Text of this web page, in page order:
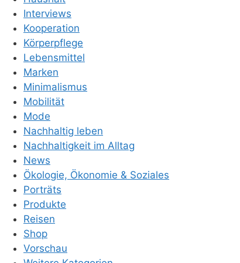
Interviews
Kooperation
Körperpflege
Lebensmittel
Marken
Minimalismus
Mobilität
Mode
Nachhaltig leben
Nachhaltigkeit im Alltag
News
Ökologie, Ökonomie & Soziales
Porträts
Produkte
Reisen
Shop
Vorschau